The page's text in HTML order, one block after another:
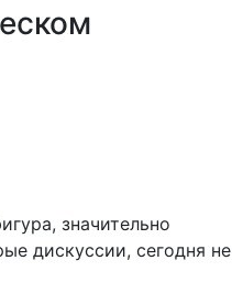
значительно
дискуссии, сегодня не